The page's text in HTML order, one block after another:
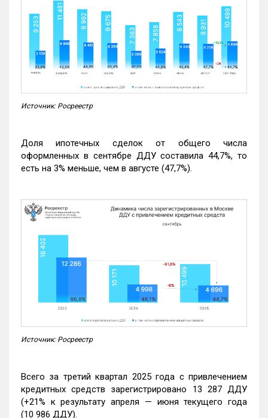
Источник: Росреестр
Доля ипотечных сделок от общего числа
оформленных в сентябре ДДУ составила 44,7%, то
есть на 3% меньше, чем в августе (47,7%).
Источник: Росреестр
Всего за третий квартал 2025 года с привлечением
кредитных средств зарегистрировано 13 287 ДДУ
(+21% к результату апреля — июня текущего года
(10 986 ДДУ).